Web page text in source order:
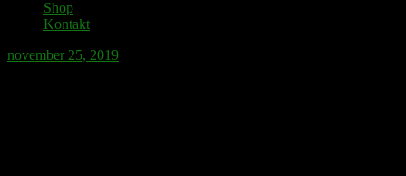
Shop
Kontakt
november 25, 2019